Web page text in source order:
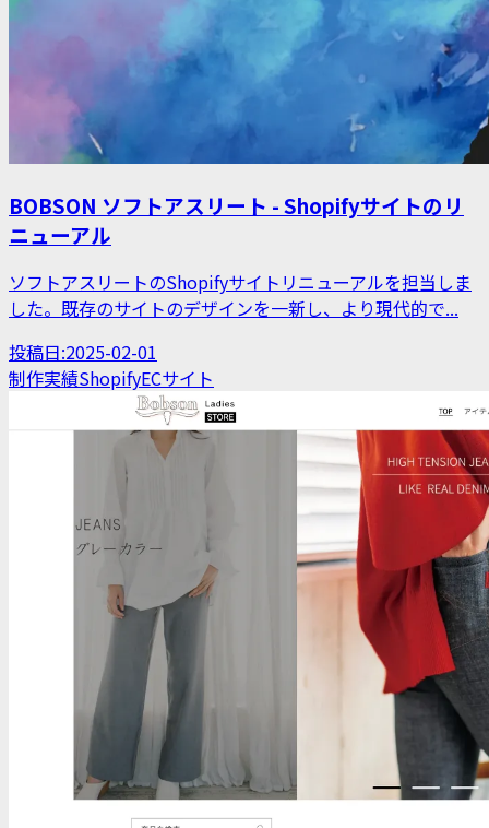
BOBSON ソフトアスリート - Shopifyサイトのリ
ニューアル
ソフトアスリートのShopifyサイトリニューアルを担当しま
した。既存のサイトのデザインを一新し、より現代的で...
投稿日:2025-02-01
制作実績ShopifyECサイト